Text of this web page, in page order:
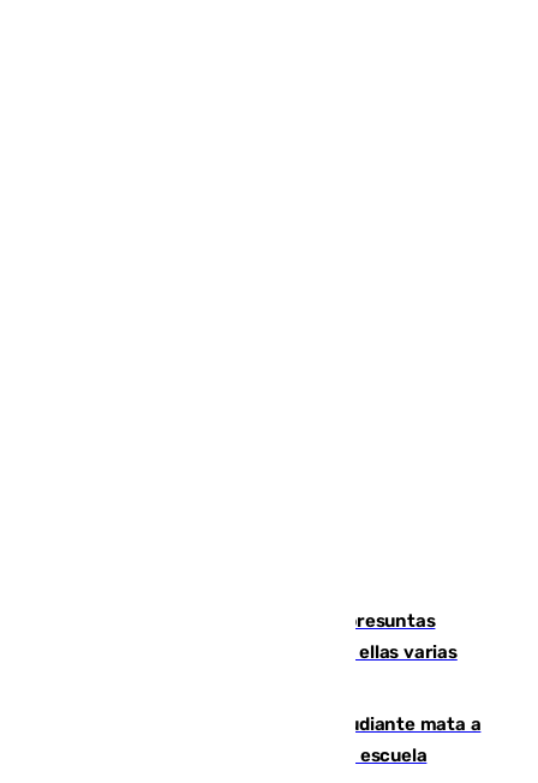
Un juzgado de Ceuta investiga seis presuntas
agresiones sexuales a migrantes, entre ellas varias
Desastre en Tailandia: un joven estudiante mata a
tiros a sus abuelo y a profesores en una escuela